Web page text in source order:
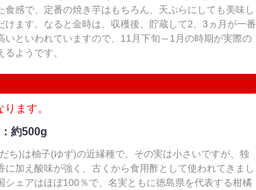
食感で、定番の焼き芋はもちろん、天ぷらにしても美味し
けます。なると金時は、収穫後、貯蔵して2、3ヵ月が一番
いといわれていますので、11月下旬～1月の時期が実際の
るようです。
ます。
約500g
ち)は柚子(ゆず)の近縁種で、その実は小さいですが、独
に加え酸味が強く、古くから食用酢として使われてきまし
シェアはほぼ100％で、名実ともに徳島県を代表する柑橘